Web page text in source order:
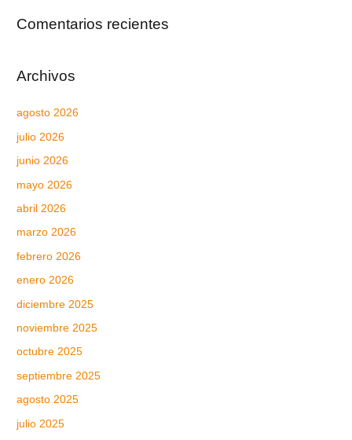
Comentarios recientes
Archivos
agosto 2026
julio 2026
junio 2026
mayo 2026
abril 2026
marzo 2026
febrero 2026
enero 2026
diciembre 2025
noviembre 2025
octubre 2025
septiembre 2025
agosto 2025
julio 2025